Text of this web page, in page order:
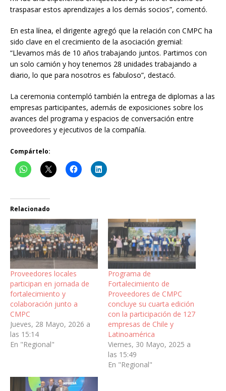
traspasar estos aprendizajes a los demás socios”, comentó.
En esta línea, el dirigente agregó que la relación con CMPC ha
sido clave en el crecimiento de la asociación gremial:
“Llevamos más de 10 años trabajando juntos. Partimos con
un solo camión y hoy tenemos 28 unidades trabajando a
diario, lo que para nosotros es fabuloso”, destacó.
La ceremonia contempló también la entrega de diplomas a las
empresas participantes, además de exposiciones sobre los
avances del programa y espacios de conversación entre
proveedores y ejecutivos de la compañía.
Compártelo:
Relacionado
Proveedores locales
participan en jornada de
fortalecimiento y
colaboración junto a
CMPC
Jueves, 28 Mayo, 2026 a
las 15:14
En "Regional"
Programa de
Fortalecimiento de
Proveedores de CMPC
concluye su cuarta edición
con la participación de 127
empresas de Chile y
Latinoamérica
Viernes, 30 Mayo, 2025 a
las 15:49
En "Regional"